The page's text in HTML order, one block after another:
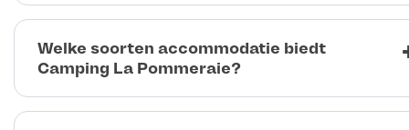
Welke soorten accommodatie biedt
Camping La Pommeraie?